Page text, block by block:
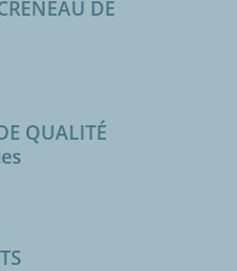
DE
QUALITÉ